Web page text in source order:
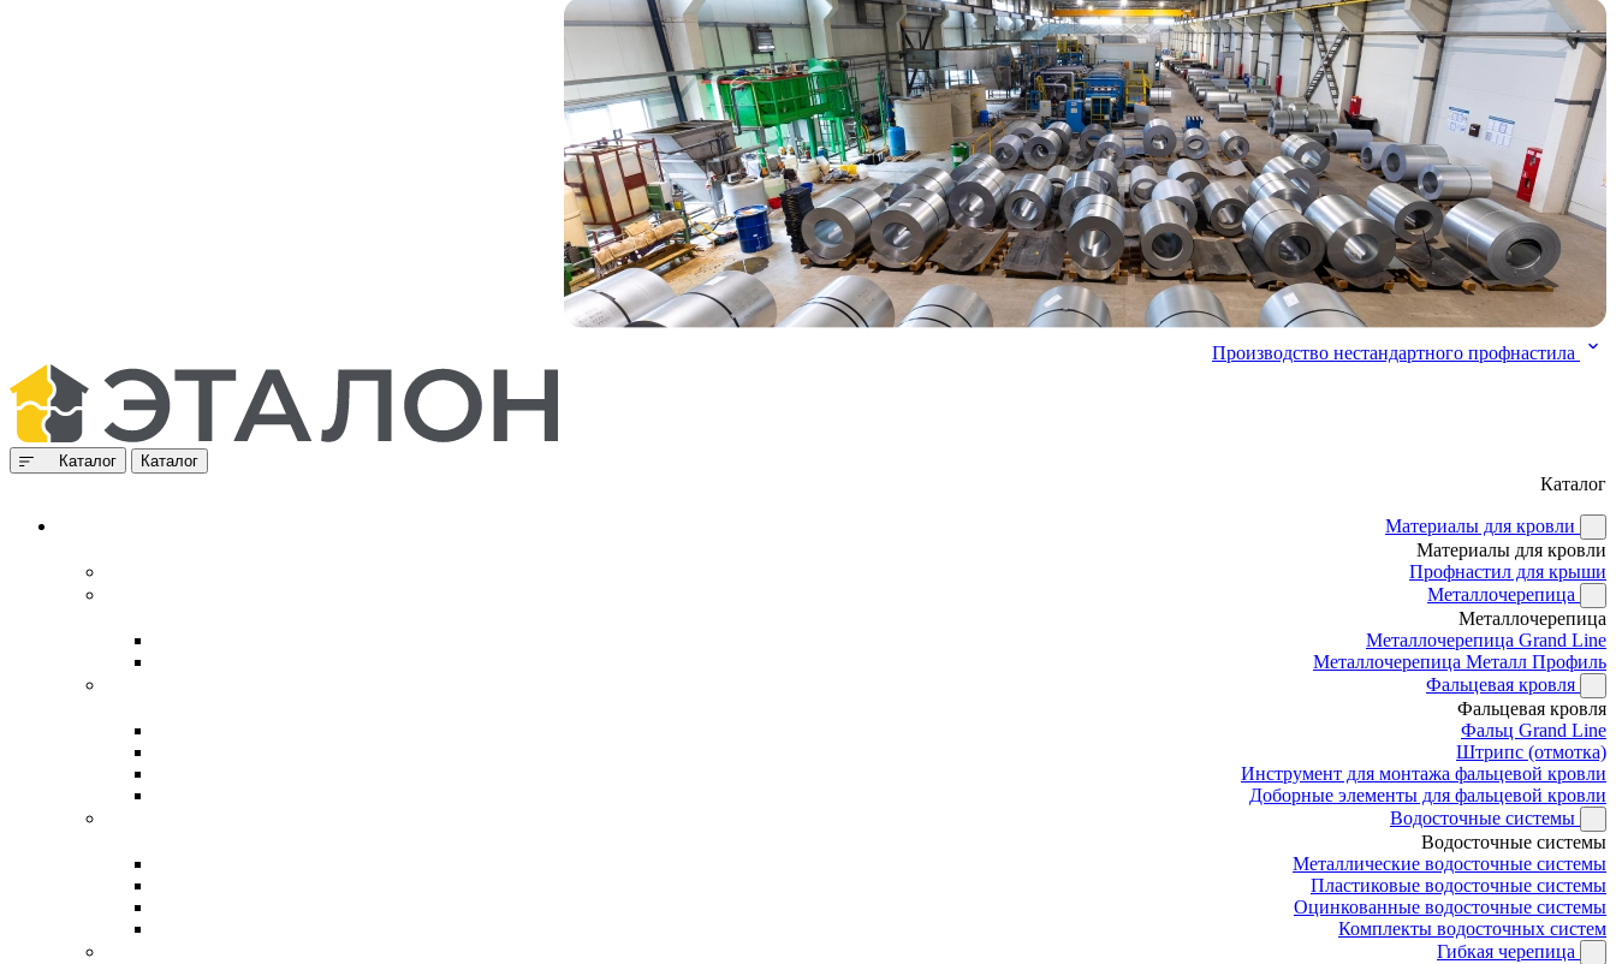
Производство нестандартного профнастила
Каталог Каталог
Каталог
Материалы для кровли
Материалы для кровли
Профнастил для крыши
Металлочерепица
Металлочерепица
Металлочерепица Grand Line
Металлочерепица Металл Профиль
Фальцевая кровля
Фальцевая кровля
Фальц Grand Line
Штрипс (отмотка)
Инструмент для монтажа фальцевой кровли
Доборные элементы для фальцевой кровли
Водосточные системы
Водосточные системы
Металлические водосточные системы
Пластиковые водосточные системы
Оцинкованные водосточные системы
Комплекты водосточных систем
Гибкая черепица